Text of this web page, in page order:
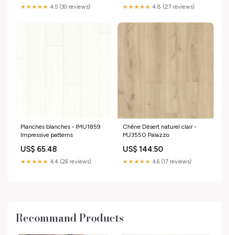
★★★★★ 4.5 (30 reviews) ★★★★★ 4.8 (27 reviews)
Planches blanches - IMU1859
Impressive patterns
US$ 65.48
★★★★★ 4.4 (26 reviews)
Chêne Désert naturel clair -
MJ3550 Palazzo
US$ 144.50
★★★★★ 4.6 (17 reviews)
Recommand Products